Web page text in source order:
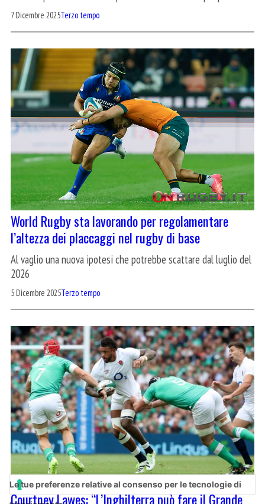
7 Dicembre 2025Terzo tempo
World Rugby sta lavorando per regolamentare
l’altezza dei placcaggi nel rugby di base
Al vaglio una nuova ipotesi che potrebbe scattare dal luglio del
2026
5 Dicembre 2025Terzo tempo
Courtney Lawes: “L’Inghilterra può fare il Grande
Le tue preferenze relative al consenso per le tecnologie di